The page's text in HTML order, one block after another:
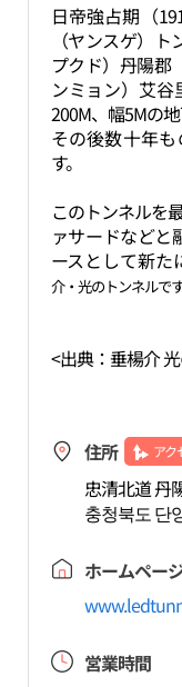
日帝強占期（
（ヤンスゲ）
プクド）丹陽郡
ンミョン）艾谷
200M、幅5Mの
その後数十年
す。
このトンネルを
ァサードなどと
ースとして新た
介・光のトンネルです
<出典：垂楊介
住所 アク
忠清北道 丹
충청북도 단
ホームペー
営業時間